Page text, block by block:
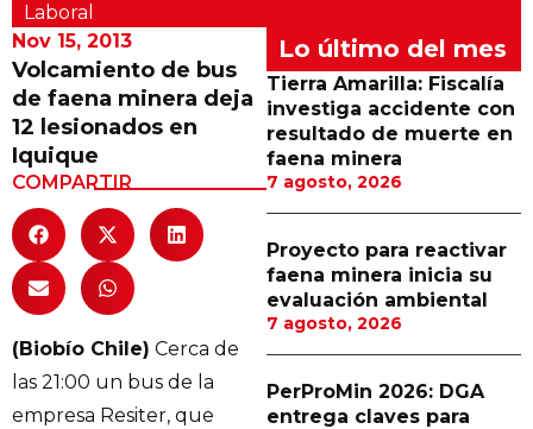
Minería Superficie
Minerí­a Subterránea
Proveedores
Canal Digital
Columnas de Opinión
Designaciones
Calendario de Eventos
Revistas Digital
Laboral
Nov 15, 2013
Volcamiento de bus
de faena minera deja
12 lesionados en
Iquique
COMPARTIR
(Biobío Chile) Cerca de
las 21:00 un bus de la
empresa Resiter, que
Lo último del mes
Tierra Amarilla: Fiscalía
investiga accidente con
resultado de muerte en
faena minera
7 agosto, 2026
Proyecto para reactivar
faena minera inicia su
evaluación ambiental
7 agosto, 2026
PerProMin 2026: DGA
entrega claves para